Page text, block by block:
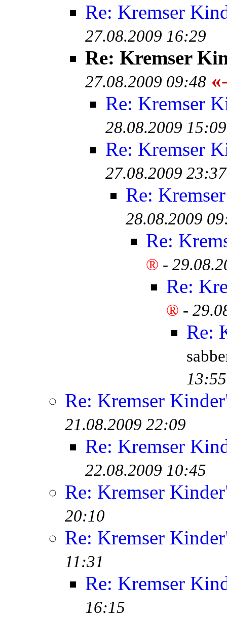
Re: Kremser
27.08.2009 16:29
Re: Kremser
27.08.2009 09:48
Re: Kremser
28.08.2009 15:09
Re: Kremser
27.08.2009 23:37
Re:
28.08.2009
Re:
® -
Re:
® -
Re:
13:55
Re: Kremser
21.08.2009 22:09
Re: Kremser
22.08.2009 10:45
Re: Kremser
20:10
Re: Kremser
11:31
Re: Kremser
16:15